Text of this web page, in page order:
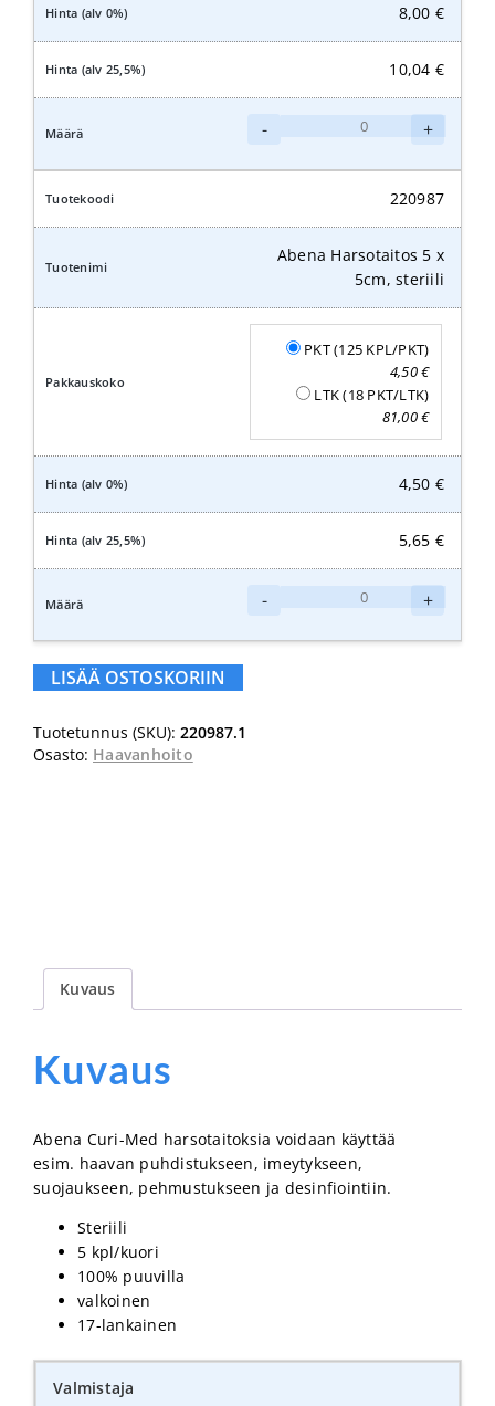
8,00 €
10,04 €
-
7,5
7,5cm,
steriili
+
220987
Abena Harsotaitos 5 x
5cm, steriili
PKT (125 KPL/PKT)
4,50€
LTK (18 PKT/LTK)
81,00€
4,50 €
5,65 €
-
5
+
LISÄÄ OSTOSKORIIN
Tuotetunnus (SKU): 220987.1
Osasto: Haavanhoito
Kuvaus
Kuvaus
Abena Curi-Med harsotaitoksia voidaan käyttää
esim. haavan puhdistukseen, imeytykseen,
suojaukseen, pehmustukseen ja desinfiointiin.
Steriili
5 kpl/kuori
100% puuvilla
valkoinen
17-lankainen
Valmistaja